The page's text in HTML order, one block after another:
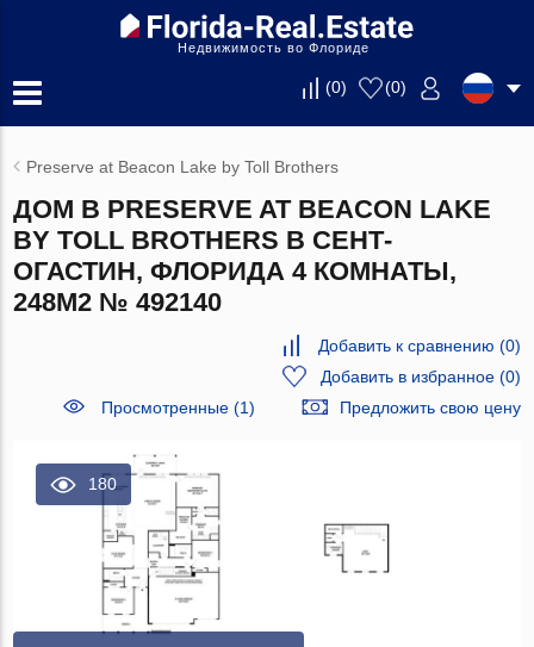
Недвижимость во Флориде
(0) (0)
Preserve at Beacon Lake by Toll Brothers
ДОМ В PRESERVE AT BEACON LAKE
BY TOLL BROTHERS В СЕНТ-
ОГАСТИН, ФЛОРИДА 4 КОМНАТЫ,
248М2 № 492140
Добавить к сравнению (0)
Добавить в избранное(0)
Просмотренные (1)
Предложить свою цену
180